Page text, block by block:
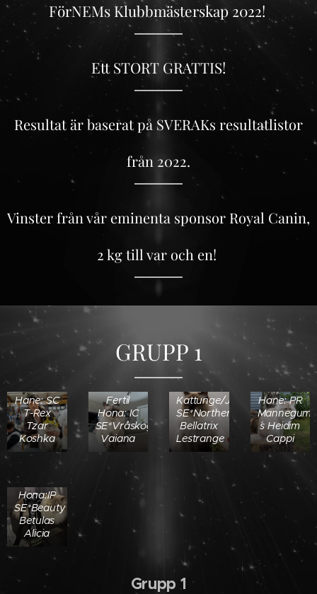
FörNEMs Klubbmästerskap 2022!
Ett STORT GRATTIS!
Resultat är baserat på SVERAKs resultatlistor
från 2022.
Vinster från vår eminenta sponsor Royal Canin,
2 kg till var och en!
GRUPP 1
Hane: SC
T-Rex
Tzar
Koshka
Fertil
Hona: IC
SE*Vråskogens
Vaiana
Kattunge/Junior:
SE*NorthernBeauty's
Bellatrix
Lestrange
Kastrat
Hane: PR
´s Heidim
Cappi
Kastrat
Hona:IP
SE*Beauty
Betulas
Alicia
Grupp 1